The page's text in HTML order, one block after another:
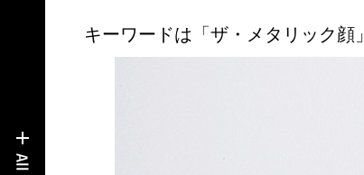
キーワードは「ザ・メタリック顔」